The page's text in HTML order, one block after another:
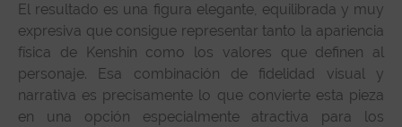
El resultado es una figura elegante, equilibrada y muy
expresiva que consigue representar tanto la apariencia
física de Kenshin como los valores que definen al
personaje. Esa combinación de fidelidad visual y
narrativa es precisamente lo que convierte esta pieza
en una opción especialmente atractiva para los